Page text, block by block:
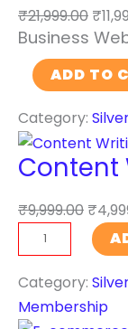
i
a
n
t
e
l
e
n
₹21,999.00 ₹
Business
s
i
n
s
e
b
ADD TO
Category:
Content
₹9,999.00 ₹
o
n
t
Category:
Membership